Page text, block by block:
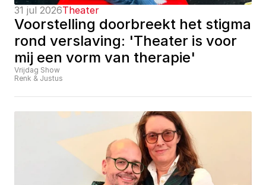
31 jul 2026Theater
Voorstelling doorbreekt het stigma
rond verslaving: 'Theater is voor
mij een vorm van therapie'
Vrijdag Show
Renk & Justus